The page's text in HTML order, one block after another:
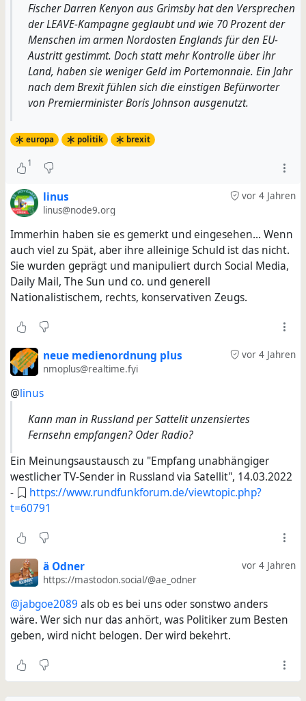
Fischer Darren Kenyon aus Grimsby hat den Versprechen
der LEAVE-Kampagne geglaubt und wie 70 Prozent der
Menschen im armen Nordosten Englands für den EU-
Austritt gestimmt. Doch statt mehr Kontrolle über ihr
Land, haben sie weniger Geld im Portemonnaie. Ein Jahr
nach dem Brexit fühlen sich die einstigen Befürworter
von Premierminister Boris Johnson ausgenutzt.
europa politik brexit
1
vor 4 Jahren
linus
linus@node9.org
Immerhin haben sie es gemerkt und eingesehen... Wenn
auch viel zu Spät, aber ihre alleinige Schuld ist das nicht.
Sie wurden geprägt und manipuliert durch Social Media,
Daily Mail, The Sun und co. und generell
Nationalistischem, rechts, konservativen Zeugs.
vor 4 Jahren
neue medienordnung plus
nmoplus@realtime.fyi
@linus
Kann man in Russland per Sattelit unzensiertes
Fernsehn empfangen? Oder Radio?
Ein Meinungsaustausch zu "Empfang unabhängiger
westlicher TV-Sender in Russland via Satellit", 14.03.2022
-
https://www.rundfunkforum.de/viewtopic.php?
t=60791
vor 4 Jahren
ä Odner
https://mastodon.social/@ae_odner
@jabgoe2089 als ob es bei uns oder sonstwo anders
wäre. Wer sich nur das anhört, was Politiker zum Besten
geben, wird nicht belogen. Der wird bekehrt.